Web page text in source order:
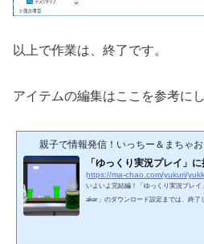
以上で作業は、終了です。
アイテムの編集はここを参考に
親子で情報発信！いっちー＆まちゃ
「ゆっくり実況プレイ」に
https://ma-chao.com/yukuri/
いよいよ完結編！「ゆっくり実況プレ
aker」のダウンロード設定までは、終了